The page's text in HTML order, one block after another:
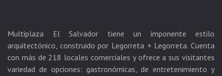
Multiplaza El Salvador tiene un imponente estilo
arquitectónico, construido por Legorreta + Legorreta. Cuenta
con más de 218 locales comerciales y ofrece a sus visitantes
variedad de opciones: gastronómicas, de entretenimiento y